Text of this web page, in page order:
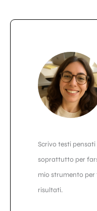
Scrivo testi
soprattutto per
mio strumento
risultati.